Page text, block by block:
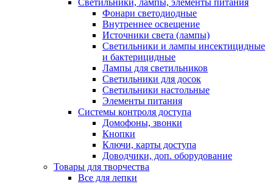
Светильники, лампы, элементы питания
Фонари светодиодные
Внутреннее освещение
Источники света (лампы)
Светильники и лампы инсектицидные
и бактерицидные
Лампы для светильников
Светильники для досок
Светильники настольные
Элементы питания
Системы контроля доступа
Домофоны, звонки
Кнопки
Ключи, карты доступа
Доводчики, доп. оборудование
Товары для творчества
Все для лепки